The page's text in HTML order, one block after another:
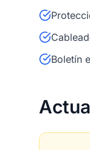
Boletín